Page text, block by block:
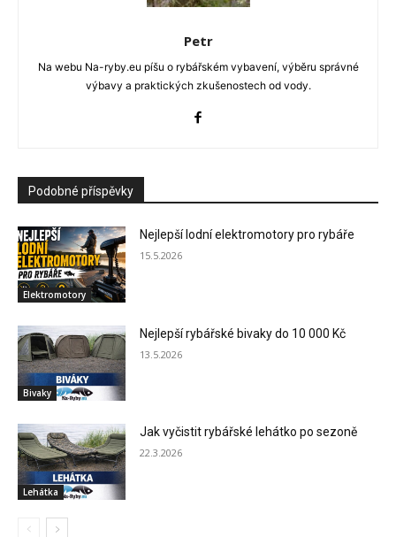
Petr
Na webu Na-ryby.eu píšu o rybářském vybavení, výběru správné
výbavy a praktických zkušenostech od vody.
Podobné příspěvky
Elektromotory
Nejlepší lodní elektromotory pro rybáře
15.5.2026
Bivaky
Nejlepší rybářské bivaky do 10 000 Kč
13.5.2026
Lehátka
Jak vyčistit rybářské lehátko po sezoně
22.3.2026